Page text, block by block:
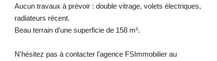
Aucun travaux à prévoir : double vitrage, volets électriques,
radiateurs récent.
Beau terrain d'une superficie de 158 m².
N'hésitez pas à contacter l'agence FSImmobilier au